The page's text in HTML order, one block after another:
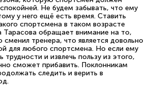
Не будем забывать, что ему
у него ещё есть время. Ставить
спортсмена в таком возрасте
Тарасова обращает внимание на то,
сменил тренера, что является довольно
для любого спортсмена. Но если ему
трудности и извлечь пользу из этого,
сможет прибавить. Поклонникам
следить и верить в